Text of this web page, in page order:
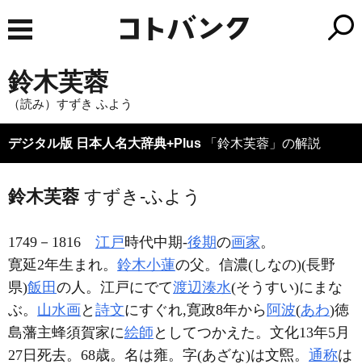
鈴木芙蓉
（読み）すずき ふよう
デジタル版 日本人名大辞典+Plus 「鈴木芙蓉」の解説
鈴木芙蓉 すずき-ふよう
1749－1816 江戸時代中期-後期の画家。
寛延2年生まれ。 鈴木小蓮の父。信濃(しなの)(長野
県)飯田 の人。江戸にでて渡辺湊水(そうすい)にまな
ぶ。 山水画 と 詩文にすぐれ,寛政8年から 阿波(あわ)徳
島藩主蜂須賀家に絵師 としてつかえた。文化13年5月
27日死去。68歳。名は雍。字(あざな)は文煕。 通称は